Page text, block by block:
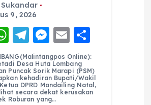
Sukandar
9, 2026
W
h
a
ts
A
T
el
e
g
r
M
e
ss
e
n
E
m
ai
l
h
a
re
Online):
Desa Huta Lombang
Puncak Sorik Marapi (PSM)
kehadiran Bupati/Wakil
DPRD Mandailing Natal,
secara dekat kerusakan
Roburan yang…